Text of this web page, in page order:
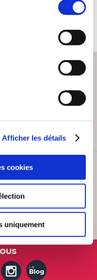
Afficher les détails
cookies
uniquement
/ 14-16h